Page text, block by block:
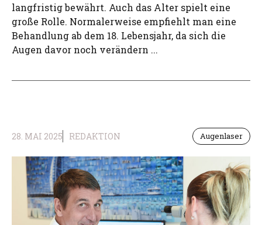
langfristig bewährt. Auch das Alter spielt eine
große Rolle. Normalerweise empfiehlt man eine
Behandlung ab dem 18. Lebensjahr, da sich die
Augen davor noch verändern ...
28. MAI 2025 REDAKTION Augenlaser